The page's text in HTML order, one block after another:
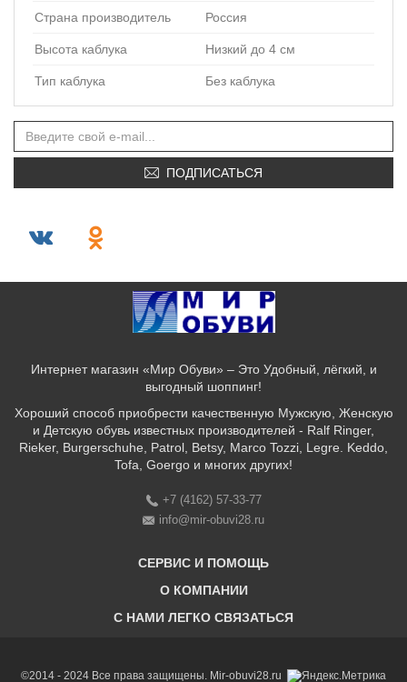
Страна производитель Россия
Высота каблука Низкий до 4 см
Тип каблука Без каблука
ПОДПИСАТЬСЯ
Интернет магазин «Мир Обуви» – Это Удобный, лёгкий, и
выгодный шоппинг!
Хороший способ приобрести качественную Мужскую, Женскую
и Детскую обувь известных производителей - Ralf Ringer,
Rieker, Burgerschuhe, Patrol, Betsy, Marco Tozzi, Legre. Keddo,
Tofa, Goergo и многих других!
+7 (4162) 57-33-77
info@mir-obuvi28.ru
СЕРВИС И ПОМОЩЬ
Бонусная программа
О КОМПАНИИ
C НАМИ ЛЕГКО СВЯЗАТЬСЯ
©2014 - 2024 Все права защищены. Mir-obuvi28.ru